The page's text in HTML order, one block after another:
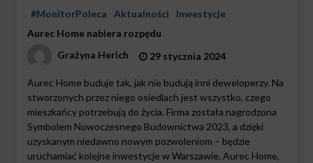
#MonitorPoleca Aktualności
Inwestycje
Aurec Home nabiera rozpędu
Grażyna Herich
29 stycznia 2024
Aurec Home buduje tak, jak nie budują inni deweloperzy. Na
stworzonych przez niego osiedlach jest wszystko, czego
mieszkańcy potrzebują do życia. Firma została nagrodzona
Symbolem Nowoczesnego Budownictwa 2023, a dzięki
uzyskanym niedawno nowym pozwoleniom – będzie
uruchamiać kolejne inwestycje w Warszawie. Aurec Home,